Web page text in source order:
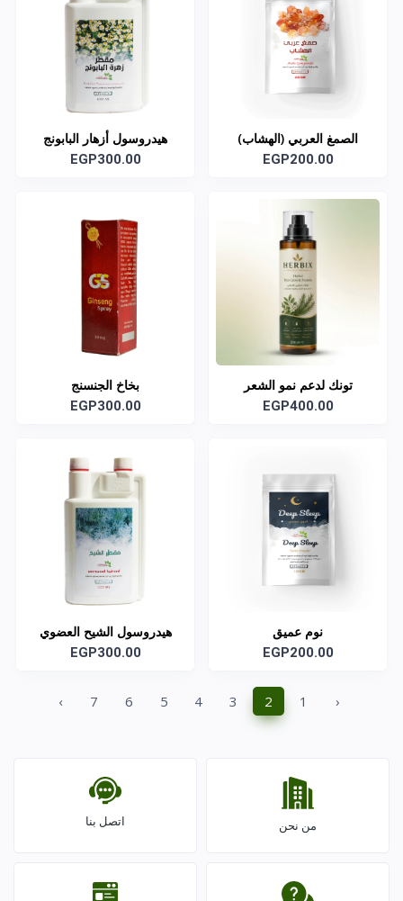
الصمغ العربي (الهشاب)
EGP200.00
هيدروسول أزهار البابونج
العضوي
EGP300.00
تونك لدعم نمو الشعر
EGP400.00
بخاخ الجنسنج
EGP300.00
نوم عميق
EGP200.00
هيدروسول الشيح العضوي
EGP300.00
‹
1
2
3
4
5
6
7
›
من نحن اتصل بنا